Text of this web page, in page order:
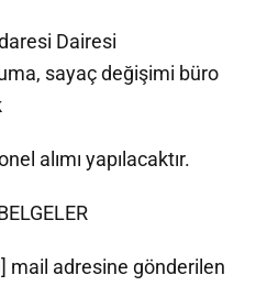
Dairesi
sayaç değişimi büro
alımı yapılacaktır.
mail adresine gönderilen